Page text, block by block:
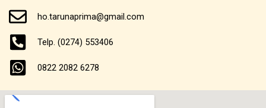
o
k
a
g
a
b
ho.tarunaprima@gmail.com
Telp. (0274) 553406
0822 2082 6278